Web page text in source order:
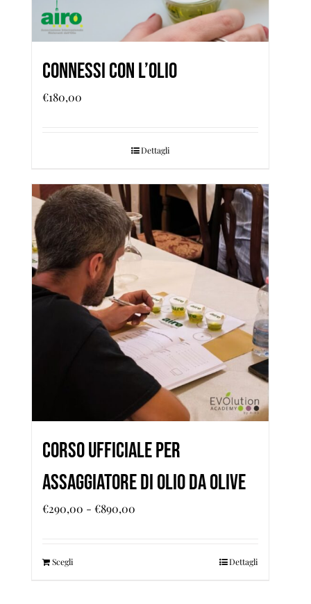
CONNESSI CON L’OLIO
€180,00
Dettagli
CORSO UFFICIALE PER
ASSAGGIATORE DI OLIO DA OLIVE
€290,00 - €890,00
Scegli Dettagli